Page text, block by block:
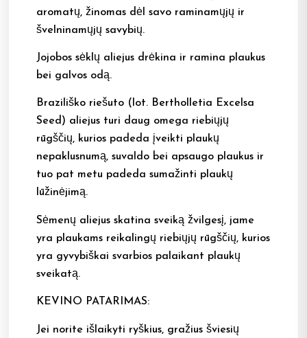
aromatų, žinomas dėl savo raminamųjų ir
švelninamųjų savybių.
Jojobos sėklų aliejus drėkina ir ramina plaukus
bei galvos odą.
Braziliško riešuto (lot. Bertholletia Excelsa
Seed) aliejus turi daug omega riebiųjų
rūgščių, kurios padeda įveikti plaukų
nepaklusnumą, suvaldo bei apsaugo plaukus ir
tuo pat metu padeda sumažinti plaukų
lūžinėjimą.
Sėmenų aliejus skatina sveiką žvilgesį, jame
yra plaukams reikalingų riebiųjų rūgščių, kurios
yra gyvybiškai svarbios palaikant plaukų
sveikatą.
KEVINO PATARIMAS:
Jei norite išlaikyti ryškius, gražius šviesių